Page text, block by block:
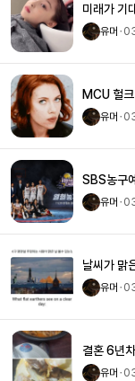
미래가 기
유머ㆍ
MCU 헐
유머ㆍ
SBS농구
유머ㆍ
날씨가 맑
유머ㆍ
결혼 6년
유머ㆍ